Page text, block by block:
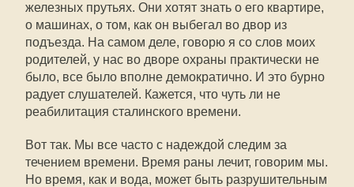
железных прутьях. Они хотят знать о его квартире,
о машинах, о том, как он выбегал во двор из
подъезда. На самом деле, говорю я со слов моих
родителей, у нас во дворе охраны практически не
было, все было вполне демократично. И это бурно
радует слушателей. Кажется, что чуть ли не
реабилитация сталинского времени.
Вот так. Мы все часто с надеждой следим за
течением времени. Время раны лечит, говорим мы.
Но время, как и вода, может быть разрушительным